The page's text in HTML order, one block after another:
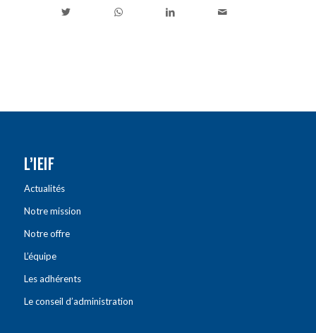
L’IEIF
Actualités
Notre mission
Notre offre
L’équipe
Les adhérents
Le conseil d’administration